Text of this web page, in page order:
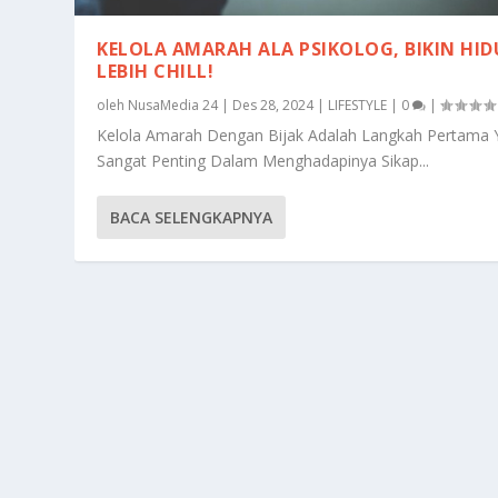
KELOLA AMARAH ALA PSIKOLOG, BIKIN
LEBIH CHILL!
oleh NusaMedia 24| Des 28, 2024| LIFESTYLE | 0 |
Kelola Amarah Dengan Bijak Adalah Langkah Pertama
Sangat Penting Dalam Menghadapinya Sikap...
BACA SELENGKAPNYA